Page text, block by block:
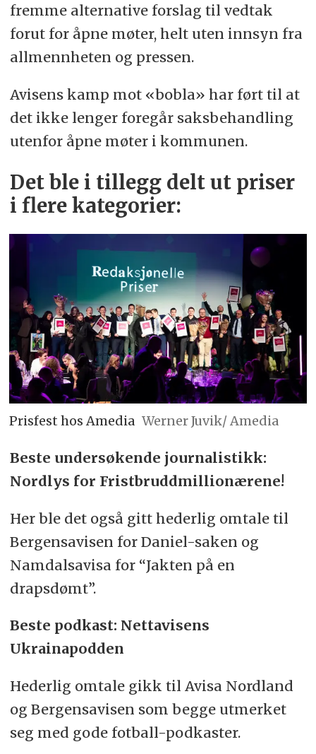
fremme alternative forslag til vedtak
forut for åpne møter, helt uten innsyn fra
allmennheten og pressen.
Avisens kamp mot «bobla» har ført til at
det ikke lenger foregår saksbehandling
utenfor åpne møter i kommunen.
Det ble i tillegg delt ut priser
i flere kategorier:
Prisfest hos Amedia Werner Juvik/ Amedia
Beste undersøkende journalistikk:
Nordlys for Fristbruddmillionærene!
Her ble det også gitt hederlig omtale til
Bergensavisen for Daniel-saken og
Namdalsavisa for “Jakten på en
drapsdømt”.
Beste podkast: Nettavisens
Ukrainapodden
Hederlig omtale gikk til Avisa Nordland
og Bergensavisen som begge utmerket
seg med gode fotball-podkaster.